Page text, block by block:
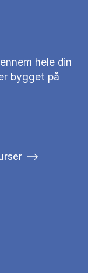
hele din
bygget på